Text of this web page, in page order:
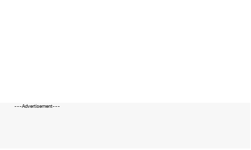
---Advertisement---